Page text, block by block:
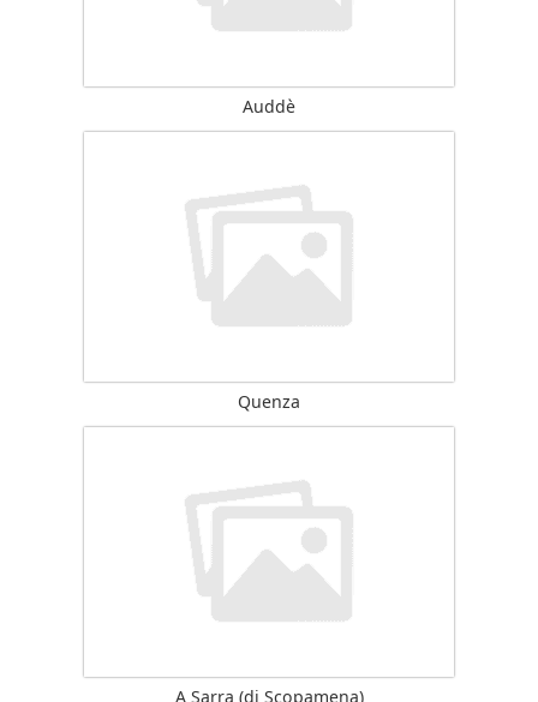
Auddè
Quenza
A Sarra (di Scopamena)